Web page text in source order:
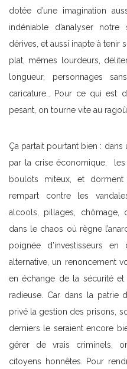
dotée d’une imagination
indéniable d’analyser
dérives, et aussi inapte à tenir
plat, mêmes lourdeurs,
longueur, personnages
caricature… Pour ce qui est
pesant, on tourne vite au
Ça partait pourtant bien :
par la crise économique,
boulots miteux, et
rempart contre les
alcools, pillages, chômage,
dans le chaos où règne
poignée d’investisseurs
alternative, un renoncement
en échange de la sécurité et
radieuse. Car dans la patrie
privé la gestion des prisons,
derniers le seraient encore
gérer de vrais criminels,
citoyens honnêtes. Pour